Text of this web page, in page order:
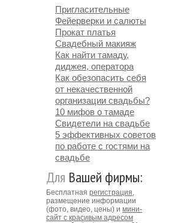
Пригласительные
Фейерверки и салюты
Прокат платья
Свадебный макияж
Как найти тамаду,
диджея, оператора
Как обезопасить себя
от некачественной
организации свадьбы?
10 мифов о тамаде
Свидетели на свадьбе
5 эффективных советов
по работе с гостями на
свадьбе
Для Вашей фирмы:
Бесплатная регистрация,
размещение информации
(фото, видео, цены) и мини-
сайт с красивым адресом